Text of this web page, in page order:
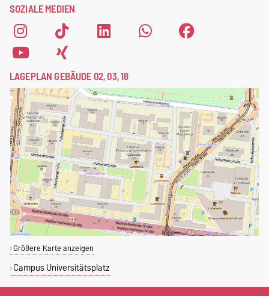
SOZIALE MEDIEN
LAGEPLAN GEBÄUDE 02, 03, 18
Größere Karte anzeigen
Campus Universitätsplatz